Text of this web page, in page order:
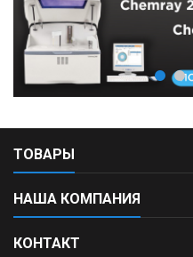
ТОВАРЫ
НАША КОМПАНИЯ
КОНТАКТ